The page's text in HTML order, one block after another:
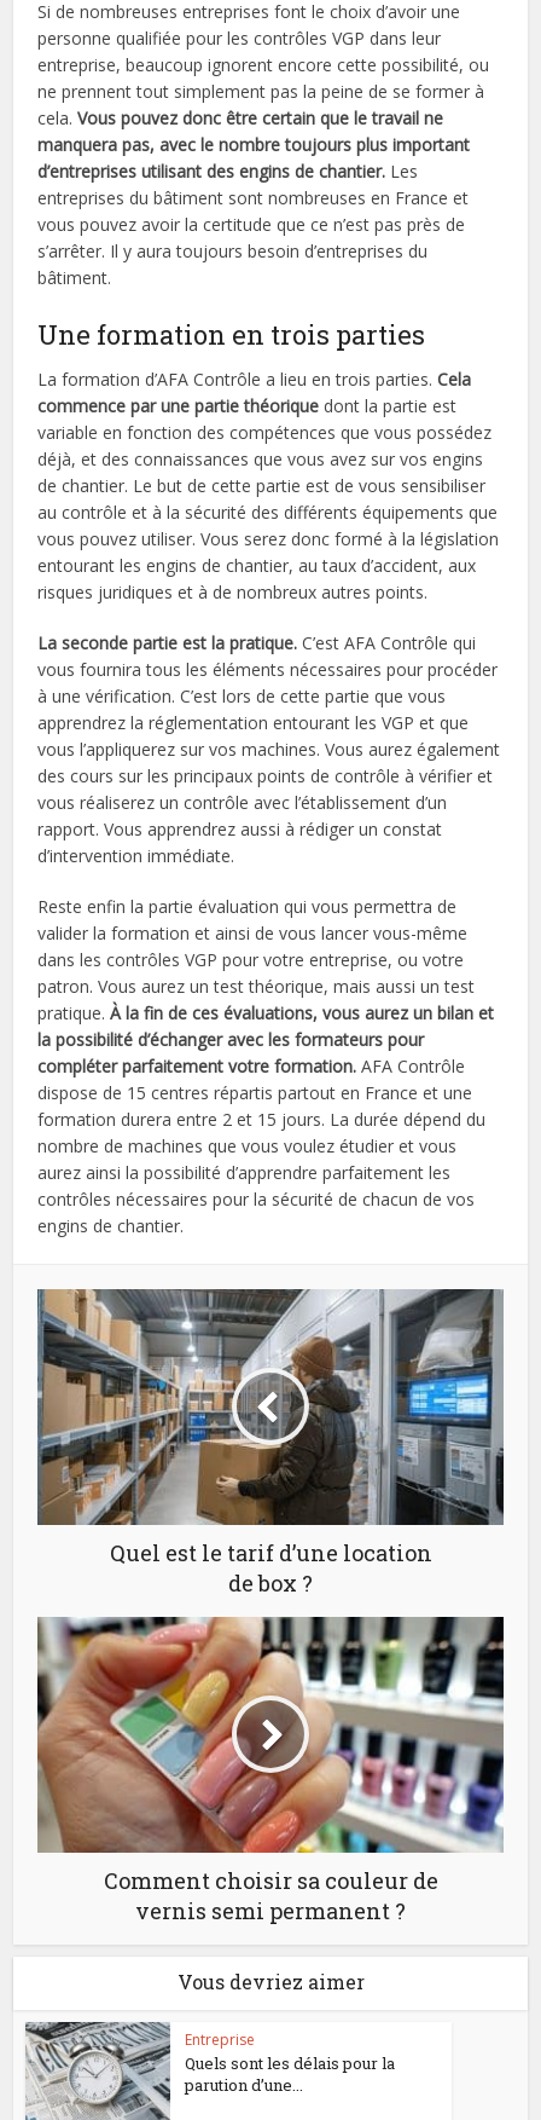
Si de nombreuses entreprises font le choix d’avoir une
personne qualifiée pour les contrôles VGP dans leur
entreprise, beaucoup ignorent encore cette possibilité, ou
ne prennent tout simplement pas la peine de se former à
cela. Vous pouvez donc être certain que le travail ne
manquera pas, avec le nombre toujours plus important
d’entreprises utilisant des engins de chantier. Les
entreprises du bâtiment sont nombreuses en France et
vous pouvez avoir la certitude que ce n’est pas près de
s’arrêter. Il y aura toujours besoin d’entreprises du
bâtiment.
Une formation en trois parties
La formation d’AFA Contrôle a lieu en trois parties.Cela
commence par une partie théorique dont la partie est
variable en fonction des compétences que vous possédez
déjà, et des connaissances que vous avez sur vos engins
de chantier. Le but de cette partie est de vous sensibiliser
au contrôle et à la sécurité des différents équipements que
vous pouvez utiliser. Vous serez donc formé à la législation
entourant les engins de chantier, au taux d’accident, aux
risques juridiques et à de nombreux autres points.
La seconde partie est la pratique. C’est AFA Contrôle qui
vous fournira tous les éléments nécessaires pour procéder
à une vérification. C’est lors de cette partie que vous
apprendrez la réglementation entourant les VGP et que
vous l’appliquerez sur vos machines. Vous aurez également
des cours sur les principaux points de contrôle à vérifier et
vous réaliserez un contrôle avec l’établissement d’un
rapport. Vous apprendrez aussi à rédiger un constat
d’intervention immédiate.
Reste enfin la partie évaluation qui vous permettra de
valider la formation et ainsi de vous lancer vous-même
dans les contrôles VGP pour votre entreprise, ou votre
patron. Vous aurez un test théorique, mais aussi un test
pratique.À la fin de ces évaluations, vous aurez un bilan et
la possibilité d’échanger avec les formateurs pour
compléter parfaitement votre formation. AFA Contrôle
dispose de 15 centres répartis partout en France et une
formation durera entre 2 et 15 jours. La durée dépend du
nombre de machines que vous voulez étudier et vous
aurez ainsi la possibilité d’apprendre parfaitement les
contrôles nécessaires pour la sécurité de chacun de vos
engins de chantier.
Quel est le tarif d’une location
de box ?
Comment choisir sa couleur de
vernis semi permanent ?
Vous devriez aimer
Entreprise
Quels sont les délais pour la
parution d’une...